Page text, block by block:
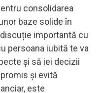
consolidarea
baze solide în
importantă cu
persoana iubită te va
și să iei decizii
și evită
este